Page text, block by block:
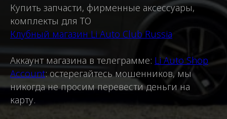
Купить запчасти, фирменные аксессуары,
комплекты для ТО
Клубный магазин Li Auto Club Russia
Аккаунт магазина в телеграмме: Li Auto Shop
Account: остерегайтесь мошенников, мы
никогда не просим перевести деньги на
карту.